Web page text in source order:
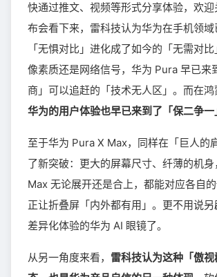
快通过推文、视频等形式分享体验，欢
布会看下来，雷科技认为华为在手机领
「无惧对比」进化成了如今的「无需对
像素质还是网络信号，华为 Pura 早已来
商」可以追赶的「技术无人区」。而在鸿
华为的用户体验也早已来到了「保二争一
至于华为 Pura X Max，同样在「巨人的
了新突破：更大的屏幕尺寸、纤薄的机
Max 无论展开还是合上，都能对应各自
正让折叠屏「内外都有用」。更不用说
差异化体验的华为 AI 眼镜了。
从另一角度来看， 雷科技认为这种「傲